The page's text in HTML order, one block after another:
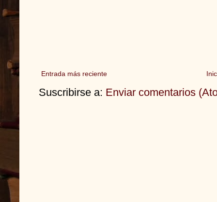
Entrada más reciente
Suscribirse a: Enviar comentarios